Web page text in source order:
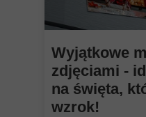
Wyjątkowe
zdjęciami -
na święta,
wzrok!